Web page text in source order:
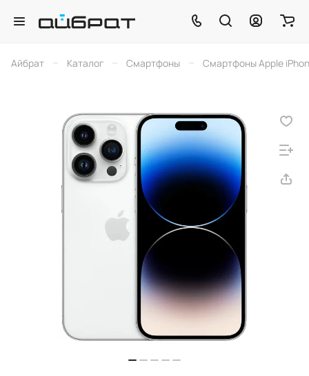
Айбрат – Каталог – Смартфоны – Смартфоны Apple